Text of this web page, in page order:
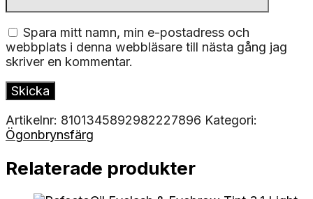
Spara mitt namn, min e-postadress och
webbplats i denna webbläsare till nästa gång jag
skriver en kommentar.
Artikelnr: 8101345892982227896 Kategori:
Ögonbrynsfärg
Relaterade produkter